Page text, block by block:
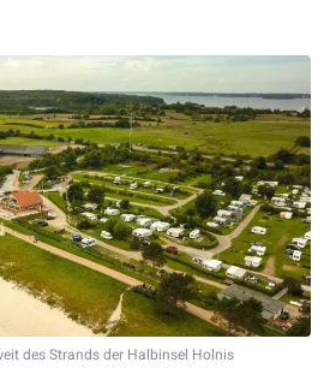
des Strands der Halbinsel Holnis